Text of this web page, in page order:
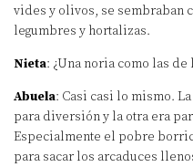
vides y olivos, se sembraban
legumbres y hortalizas.
Nieta: ¿Una noria como las de
Abuela: Casi casi lo mismo.
para diversión y la otra era
Especialmente el pobre
para sacar los arcaduces